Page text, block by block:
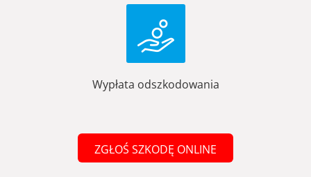
Wypłata odszkodowania
ZGŁOŚ SZKODĘ ONLINE